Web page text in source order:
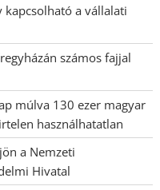
kapcsolható a vállalati
számos fajjal
múlva 130 ezer magyar
használhatatlan
a Nemzeti
Hivatal